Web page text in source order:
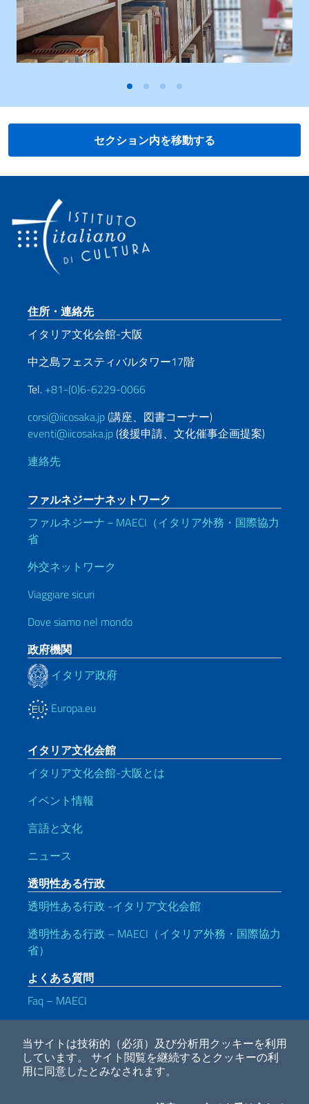
当サイトは技術的（必須）及び分析用クッキーを利用
しています。
サイト閲覧を継続するとクッキーの利
用に同意したとみなされます。
セクション内を移動する
Footer section
住所・連絡先
イタリア文化会館-大阪
中之島フェスティバルタワー17階
Tel. +81-(0)6-6229-0066
corsi@iicosaka.jp(講座、図書コーナー)
eventi@iicosaka.jp(後援申請、文化催事企画提案)
連絡先
ファルネジーナネットワーク
ファルネジーナ－MAECI（イタリア外務・国際協力
省
外交ネットワーク
Viaggiare sicuri
Dove siamo nel mondo
政府機関
イタリア政府
Europa.eu
イタリア文化会館
イタリア文化会館-大阪とは
イベント情報
言語と文化
ニュース
透明性ある行政
透明性ある行政 -イタリア文化会館
透明性ある行政 – MAECI（イタリア外務・国際協力
省）
よくある質問
Faq – MAECI
便利なリンク
Note legaliPrivacy e cookie policyDichiarazione di accessibilità